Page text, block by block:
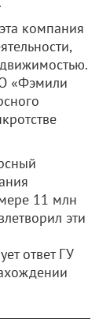
компания
«Фэмили
11 млн
эти
ответ ГУ